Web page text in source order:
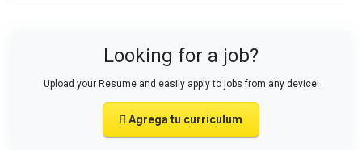
Looking for a job?
Upload your Resume and easily apply to jobs from any device!
Agrega tu currículum